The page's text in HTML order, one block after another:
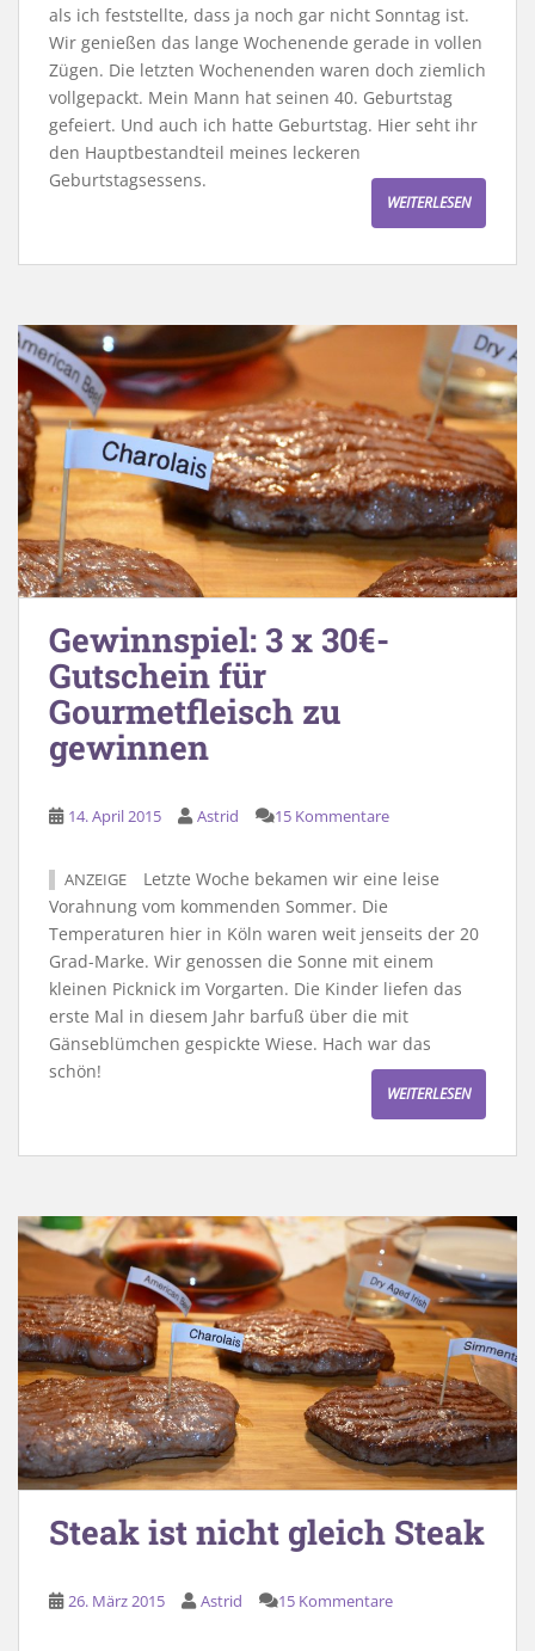
als ich feststellte, dass ja noch gar nicht Sonntag ist.
Wir genießen das lange Wochenende gerade in vollen
Zügen. Die letzten Wochenenden waren doch ziemlich
vollgepackt. Mein Mann hat seinen 40. Geburtstag
gefeiert. Und auch ich hatte Geburtstag. Hier seht ihr
den Hauptbestandteil meines leckeren
Geburtstagsessens.
WEITERLESEN
Gewinnspiel: 3 x 30€-
Gutschein für
Gourmetfleisch zu
gewinnen
14. April 2015 Astrid 15 Kommentare
ANZEIGE
Letzte Woche bekamen wir eine leise
Vorahnung vom kommenden Sommer. Die
Temperaturen hier in Köln waren weit jenseits der 20
Grad-Marke. Wir genossen die Sonne mit einem
kleinen Picknick im Vorgarten. Die Kinder liefen das
erste Mal in diesem Jahr barfuß über die mit
Gänseblümchen gespickte Wiese. Hach war das
schön!
WEITERLESEN
Steak ist nicht gleich Steak
26. März 2015 Astrid 15 Kommentare